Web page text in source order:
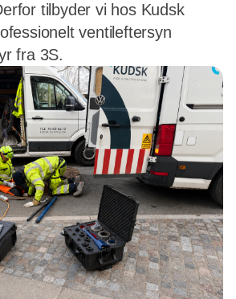
tilbyder vi hos Kudsk
ventileftersyn
fra 3S.